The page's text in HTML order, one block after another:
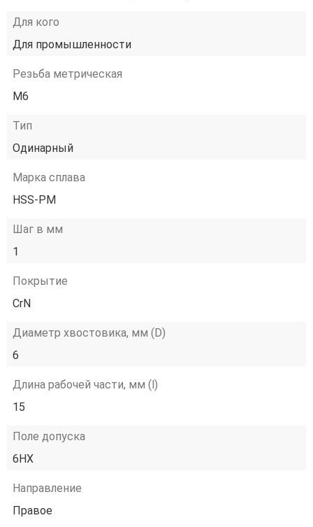
Для кого
Для промышленности
Резьба метрическая
М6
Тип
Одинарный
Марка сплава
HSS-PM
Шаг в мм
1
Покрытие
CrN
Диаметр хвостовика, мм (D)
6
Длина рабочей части, мм (l)
15
Поле допуска
6HX
Направление
Правое